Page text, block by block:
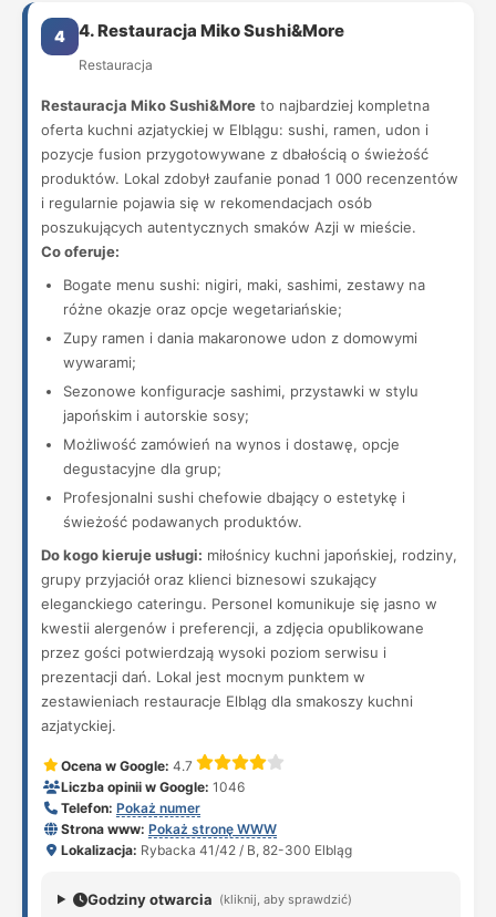
4 4. Restauracja Miko Sushi&More
Restauracja
Restauracja Miko Sushi&More to najbardziej kompletna
oferta kuchni azjatyckiej w Elblągu: sushi, ramen, udon i
pozycje fusion przygotowywane z dbałością o świeżość
produktów. Lokal zdobył zaufanie ponad 1 000 recenzentów
i regularnie pojawia się w rekomendacjach osób
poszukujących autentycznych smaków Azji w mieście.
Co oferuje:
Bogate menu sushi: nigiri, maki, sashimi, zestawy na
różne okazje oraz opcje wegetariańskie;
Zupy ramen i dania makaronowe udon z domowymi
wywarami;
Sezonowe konfiguracje sashimi, przystawki w stylu
japońskim i autorskie sosy;
Możliwość zamówień na wynos i dostawę, opcje
degustacyjne dla grup;
Profesjonalni sushi chefowie dbający o estetykę i
świeżość podawanych produktów.
Do kogo kieruje usługi: miłośnicy kuchni japońskiej, rodziny,
grupy przyjaciół oraz klienci biznesowi szukający
eleganckiego cateringu. Personel komunikuje się jasno w
kwestii alergenów i preferencji, a zdjęcia opublikowane
przez gości potwierdzają wysoki poziom serwisu i
prezentacji dań. Lokal jest mocnym punktem w
zestawieniach restauracje Elbląg dla smakoszy kuchni
azjatyckiej.
Ocena w Google: 4.7
Liczba opinii w Google: 1046
Telefon: Pokaż numer
Strona www: Pokaż stronę WWW
Lokalizacja: Rybacka 41/42 / B, 82-300 Elbląg
Godziny otwarcia (kliknij, aby sprawdzić)